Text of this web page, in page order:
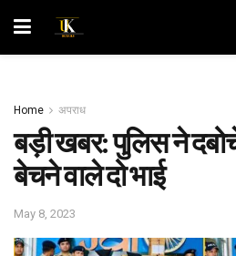
Home अपराध
बड़ी खबर: पुलिस ने
बेचने वाले दो भाई
May 8, 2023